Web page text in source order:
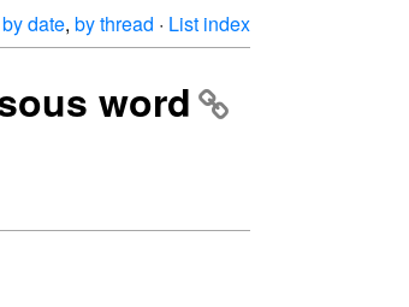
by date, by thread · List index
word